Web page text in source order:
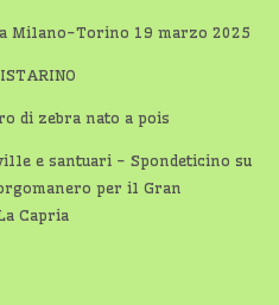
Milano-Torino 19 marzo 2025
di zebra nato a pois
e santuari - Spondeticino su
per il Gran
Capria